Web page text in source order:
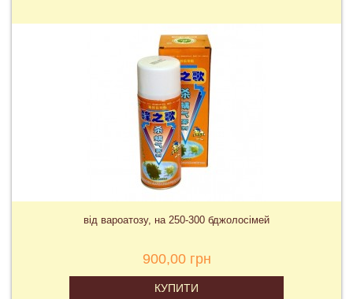
від вароатозу, на 250-300 бджолосімей
900,00 грн
КУПИТИ